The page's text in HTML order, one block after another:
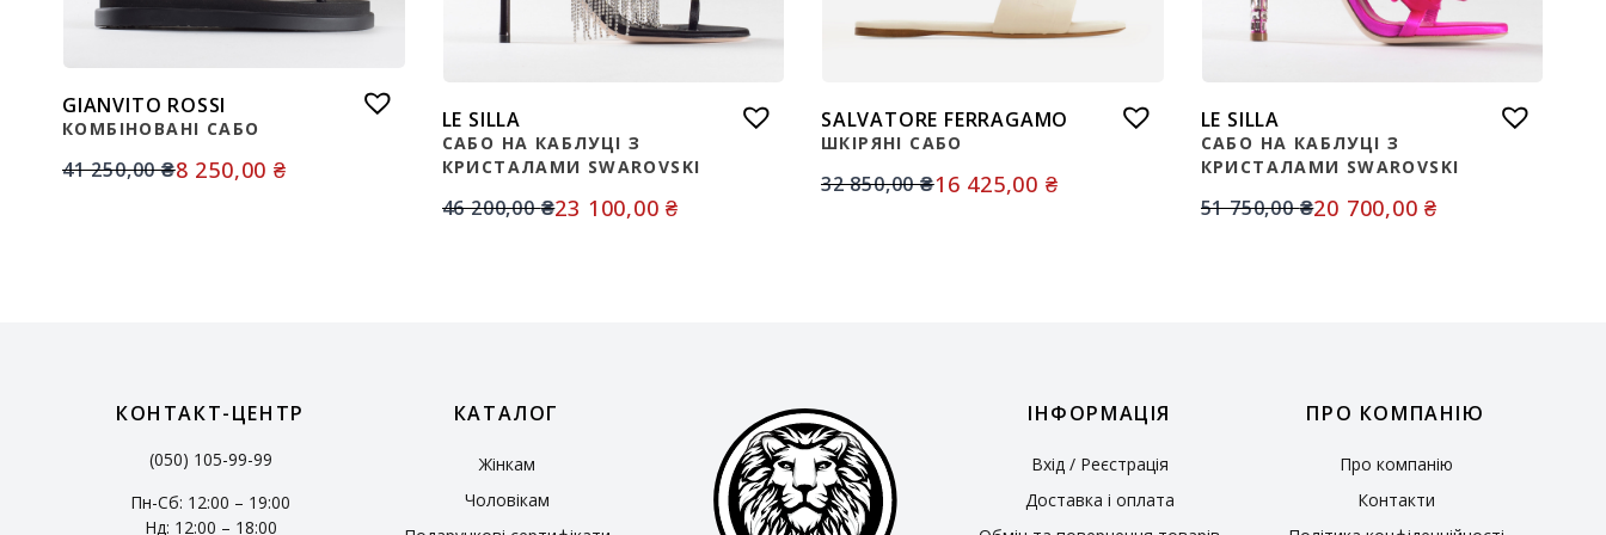
GIANVITO ROSSI
КОМБІНОВАНІ САБО
41 250,00₴8 250,00₴
LE SILLA
САБО НА КАБЛУЦІ З
КРИСТАЛАМИ SWAROVSKI
46 200,00₴23 100,00₴
SALVATORE FERRAGAMO
ШКІРЯНІ САБО
32 850,00₴16 425,00 ₴
LE SILLA
САБО НА КАБЛУЦІ З
КРИСТАЛАМИ SWAROVSKI
51 750,00₴20 700,00₴
КОНТАКТ-ЦЕНТР
(050) 105-99-99
Пн-Сб: 12:00 – 19:00
Нд: 12:00 – 18:00
КАТАЛОГ
Жінкам
Чоловікам
ІНФОРМАЦІЯ
Вхід / Реєстрація
Доставка і оплата
ПРО КОМПАНІЮ
Про компанію
Контакти